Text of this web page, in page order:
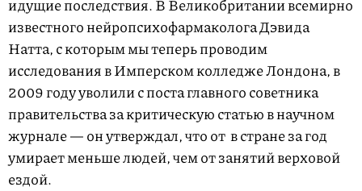
идущие последствия. В Великобритании всемирно
известного нейропсихофармаколога Дэвида
Натта, с которым мы теперь проводим
исследования в Имперском колледже Лондона, в
2009 году уволили с поста главного советника
правительства за критическую статью в научном
журнале — он утверждал, что от в стране за год
умирает меньше людей, чем от занятий верховой
ездой.